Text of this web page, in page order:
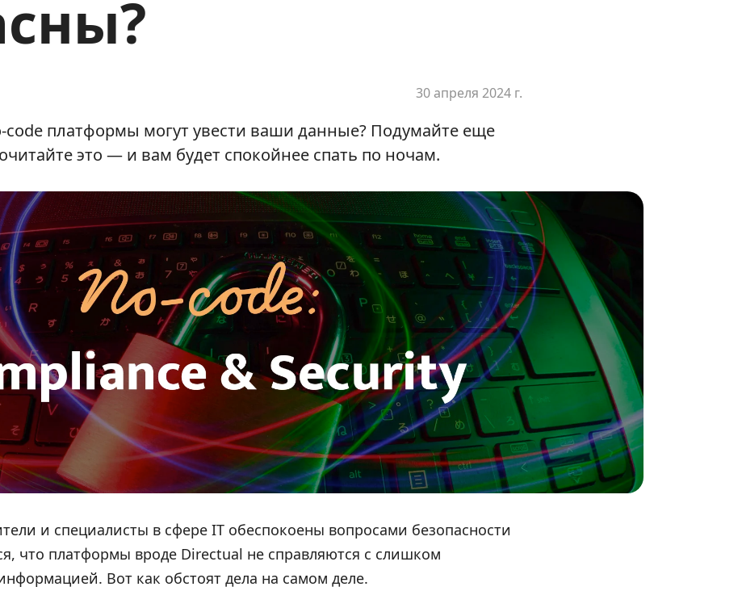
30 апреля 2024 г.
code платформы могут увести ваши данные? Подумайте еще
это — и вам будет спокойнее спать по ночам.
и специалисты в сфере IT обеспокоены вопросами безопасности
что платформы вроде Directual не справляются с слишком
Вот как обстоят дела на самом деле.